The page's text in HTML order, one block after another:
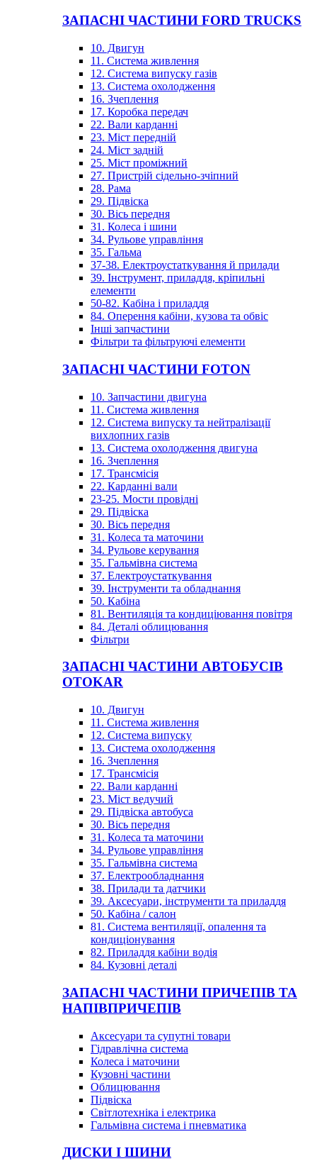
ЗАПАСНІ ЧАСТИНИ FORD TRUCKS
10. Двигун
11. Система живлення
12. Система випуску газів
13. Система охолодження
16. Зчеплення
17. Коробка передач
22. Вали карданні
23. Міст передній
24. Міст задній
25. Міст проміжний
27. Пристрій сідельно-зчіпний
28. Рама
29. Підвіска
30. Вісь передня
31. Колеса і шини
34. Рульове управління
35. Гальма
37-38. Електроустаткування й прилади
39. Інструмент, приладдя, кріпильні
елементи
50-82. Кабіна і приладдя
84. Оперення кабіни, кузова та обвіс
Інші запчастини
Фільтри та фільтруючі елементи
ЗАПАСНІ ЧАСТИНИ FOTON
10. Запчастини двигуна
11. Система живлення
12. Система випуску та нейтралізації
вихлопних газів
13. Система охолодження двигуна
16. Зчеплення
17. Трансмісія
22. Карданні вали
23-25. Мости провідні
29. Підвіска
30. Вісь передня
31. Колеса та маточини
34. Рульове керування
35. Гальмівна система
37. Електроустаткування
39. Інструменти та обладнання
50. Кабіна
81. Вентиляція та кондиціювання повітря
84. Деталі облицювання
Фільтри
ЗАПАСНІ ЧАСТИНИ АВТОБУСІВ
OTOKAR
10. Двигун
11. Система живлення
12. Система випуску
13. Система охолодження
16. Зчеплення
17. Трансмісія
22. Вали карданні
23. Міст ведучий
29. Підвіска автобуса
30. Вісь передня
31. Колеса та маточини
34. Рульове управління
35. Гальмівна система
37. Електрообладнання
38. Прилади та датчики
39. Аксесуари, інструменти та приладдя
50. Кабіна / салон
81. Система вентиляції, опалення та
кондиціонування
82. Приладдя кабіни водія
84. Кузовні деталі
ЗАПАСНІ ЧАСТИНИ ПРИЧЕПІВ ТА
НАПІВПРИЧЕПІВ
Аксесуари та супутні товари
Гідравлічна система
Колеса і маточини
Кузовні частини
Облицювання
Підвіска
Світлотехніка і електрика
Гальмівна система і пневматика
ДИСКИ І ШИНИ